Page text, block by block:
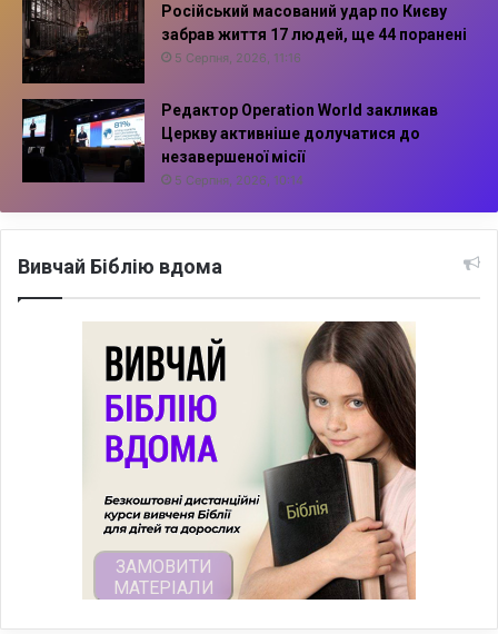
Російський масований удар по Києву
забрав життя 17 людей, ще 44 поранені
5 Серпня, 2026, 11:16
Редактор Operation World закликав
Церкву активніше долучатися до
незавершеної місії
5 Серпня, 2026, 10:14
Вивчай Біблію вдома